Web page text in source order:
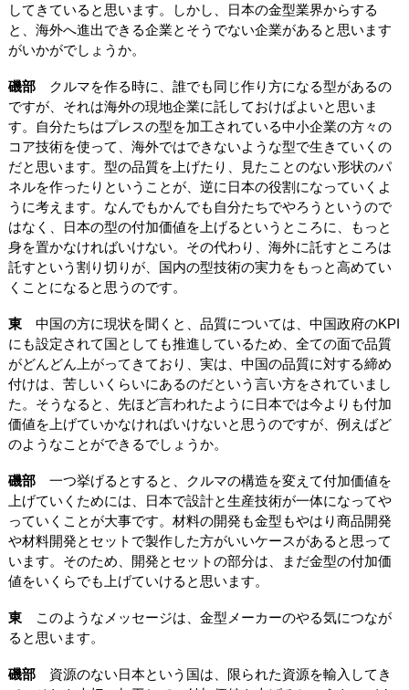
してきていると思います。しかし、日本の金型業界からする
と、海外へ進出できる企業とそうでない企業があると思います
がいかがでしょうか。
磯部クルマを作る時に、誰でも同じ作り方になる型があるの
ですが、それは海外の現地企業に託しておけばよいと思いま
す。自分たちはプレスの型を加工されている中小企業の方々の
コア技術を使って、海外ではできないような型で生きていくの
だと思います。型の品質を上げたり、見たことのない形状のパ
ネルを作ったりということが、逆に日本の役割になっていくよ
うに考えます。なんでもかんでも自分たちでやろうというので
はなく、日本の型の付加価値を上げるというところに、もっと
身を置かなければいけない。その代わり、海外に託すところは
託すという割り切りが、国内の型技術の実力をもっと高めてい
くことになると思うのです。
東中国の方に現状を聞くと、品質については、中国政府のKPI
にも設定されて国としても推進しているため、全ての面で品質
がどんどん上がってきており、実は、中国の品質に対する締め
付けは、苦しいくらいにあるのだという言い方をされていまし
た。そうなると、先ほど言われたように日本では今よりも付加
価値を上げていかなければいけないと思うのですが、例えばど
のようなことができるでしょうか。
磯部一つ挙げるとすると、クルマの構造を変えて付加価値を
上げていくためには、日本で設計と生産技術が一体になってや
っていくことが大事です。材料の開発も金型もやはり商品開発
や材料開発とセットで製作した方がいいケースがあると思って
います。そのため、開発とセットの部分は、まだ金型の付加価
値をいくらでも上げていけると思います。
東このようなメッセージは、金型メーカーのやる気につなが
ると思います。
磯部資源のない日本という国は、限られた資源を輸入してき